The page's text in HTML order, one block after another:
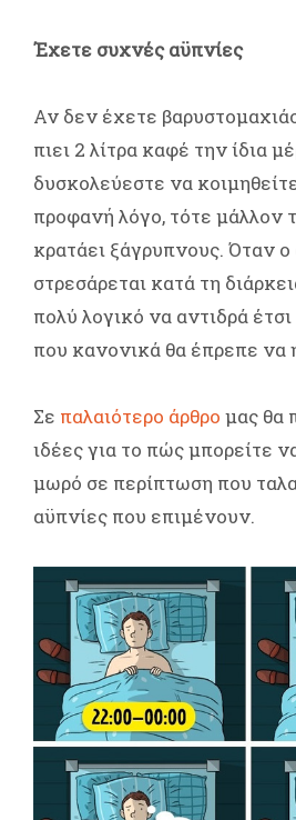
Έχετε συχνές αϋπνίες
Αν δεν έχετε
πιει 2 λίτρα καφέ την ίδια
δυσκολεύεστε να
προφανή λόγο, τότε μάλλον
κρατάει ξάγρυπνους. Όταν
στρεσάρεται κατά τη
πολύ λογικό να αντιδρά
που κανονικά θα έπρεπε να
Σε παλαιότερο άρθρο μας θα
ιδέες για το πώς μπορείτε
μωρό σε περίπτωση που
αϋπνίες που επιμένουν.